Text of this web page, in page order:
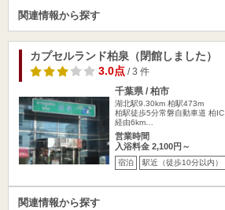
関連情報から探す
カプセルランド柏泉（閉館しました）
3.0点/ 3 件
千葉県 / 柏市
湖北駅9.30km 柏駅473m
柏駅徒歩5分常磐自動車道 柏
経由6km…
営業時間
入浴料金 2,100円～
宿泊 駅近（徒歩10分以内）
関連情報から探す